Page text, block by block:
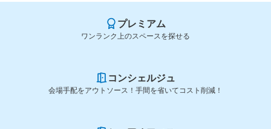
プレミアム
ワンランク上のスペースを探せる
コンシェルジュ
会場手配をアウトソース！手間を省いてコスト削減！